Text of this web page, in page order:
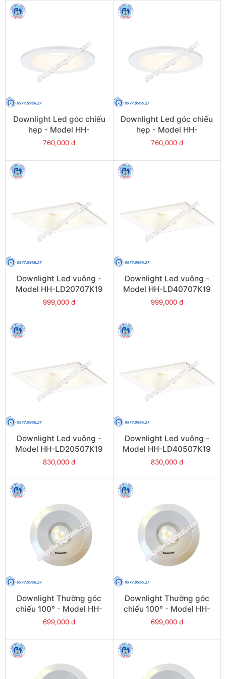
Downlight Led góc chiếu
hẹp - Model HH-
LD50501K19
760,000 đ
Downlight Led góc chiếu
hẹp - Model HH-
LD70501K19
760,000 đ
Downlight Led vuông -
Model HH-LD20707K19
999,000 đ
Downlight Led vuông -
Model HH-LD40707K19
999,000 đ
Downlight Led vuông -
Model HH-LD20507K19
830,000 đ
Downlight Led vuông -
Model HH-LD40507K19
830,000 đ
Downlight Thường góc
chiếu 100° - Model HH-
LD20701K19
699,000 đ
Downlight Thường góc
chiếu 100° - Model HH-
LD40701K19
699,000 đ